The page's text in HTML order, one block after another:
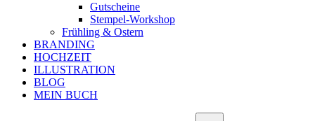
Gutscheine
Stempel-Workshop
Frühling & Ostern
BRANDING
HOCHZEIT
ILLUSTRATION
BLOG
MEIN BUCH